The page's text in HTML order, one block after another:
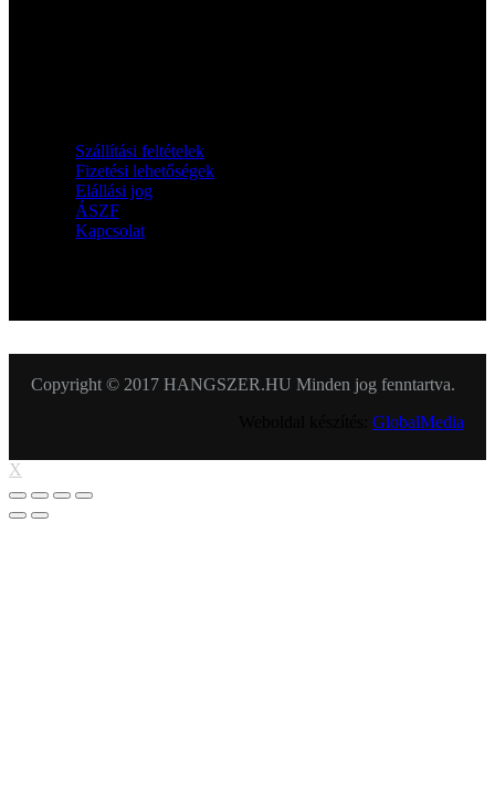
Szállítási feltételek
Fizetési lehetőségek
Elállási jog
ÁSZF
Kapcsolat
Copyright © 2017 HANGSZER.HU Minden jog fenntartva.
GlobalMedia
X